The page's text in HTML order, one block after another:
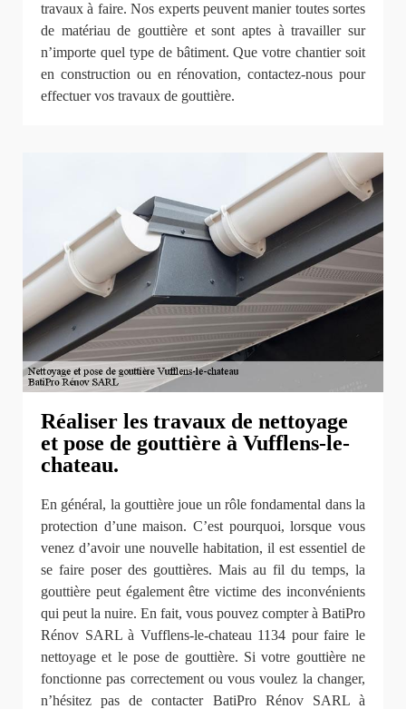
travaux à faire. Nos experts peuvent manier toutes sortes
de matériau de gouttière et sont aptes à travailler sur
n’importe quel type de bâtiment. Que votre chantier soit
en construction ou en rénovation, contactez-nous pour
effectuer vos travaux de gouttière.
Réaliser les travaux de nettoyage
et pose de gouttière à Vufflens-le-
chateau.
En général, la gouttière joue un rôle fondamental dans la
protection d’une maison. C’est pourquoi, lorsque vous
venez d’avoir une nouvelle habitation, il est essentiel de
se faire poser des gouttières. Mais au fil du temps, la
gouttière peut également être victime des inconvénients
qui peut la nuire. En fait, vous pouvez compter à BatiPro
Rénov SARL à Vufflens-le-chateau 1134 pour faire le
nettoyage et le pose de gouttière. Si votre gouttière ne
fonctionne pas correctement ou vous voulez la changer,
n’hésitez pas de contacter BatiPro Rénov SARL à